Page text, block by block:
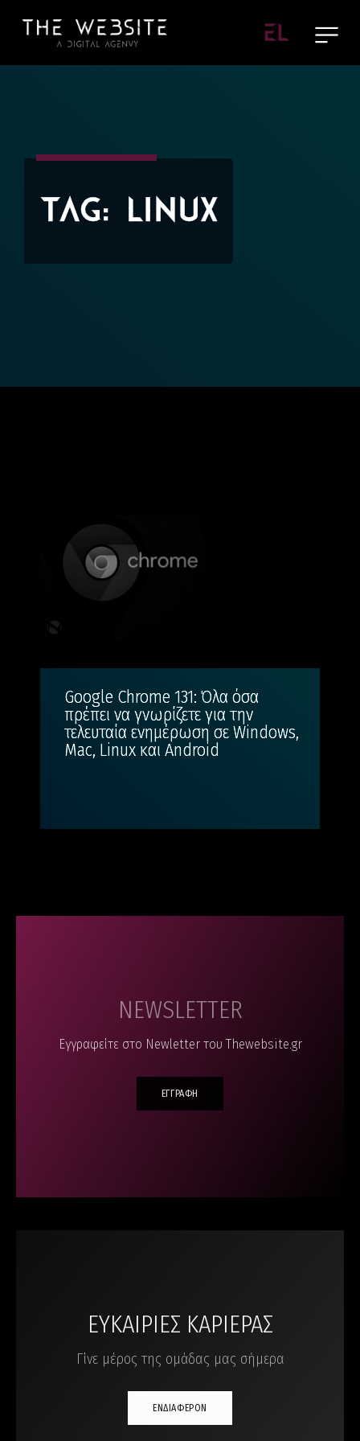
EL
Tag: Linux
Google Chrome 131: Όλα όσα
πρέπει να γνωρίζετε για την
τελευταία ενημέρωση σε Windows,
Mac, Linux και Android
NEWSLETTER
Εγγραφείτε στο Newletter του Thewebsite.gr
ΕΓΓΡΑΦΗ
ΕΥΚΑΙΡΙΕΣ ΚΑΡΙΕΡΑΣ
Γίνε μέρος της ομάδας μας σήμερα
ΕΝΔΙΑΦΕΡΟΝ